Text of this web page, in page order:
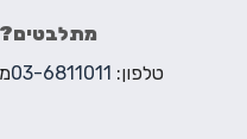
טלפון: 03-6811011